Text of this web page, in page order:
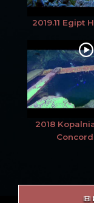
2019.11 Egipt
2018